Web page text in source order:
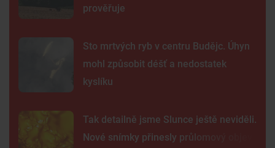
prověřuje
Sto mrtvých ryb v centru Budějc. Úhyn
mohl způsobit déšť a nedostatek
kyslíku
Tak detailně jsme Slunce ještě neviděli.
Nové snímky přinesly průlomový objev